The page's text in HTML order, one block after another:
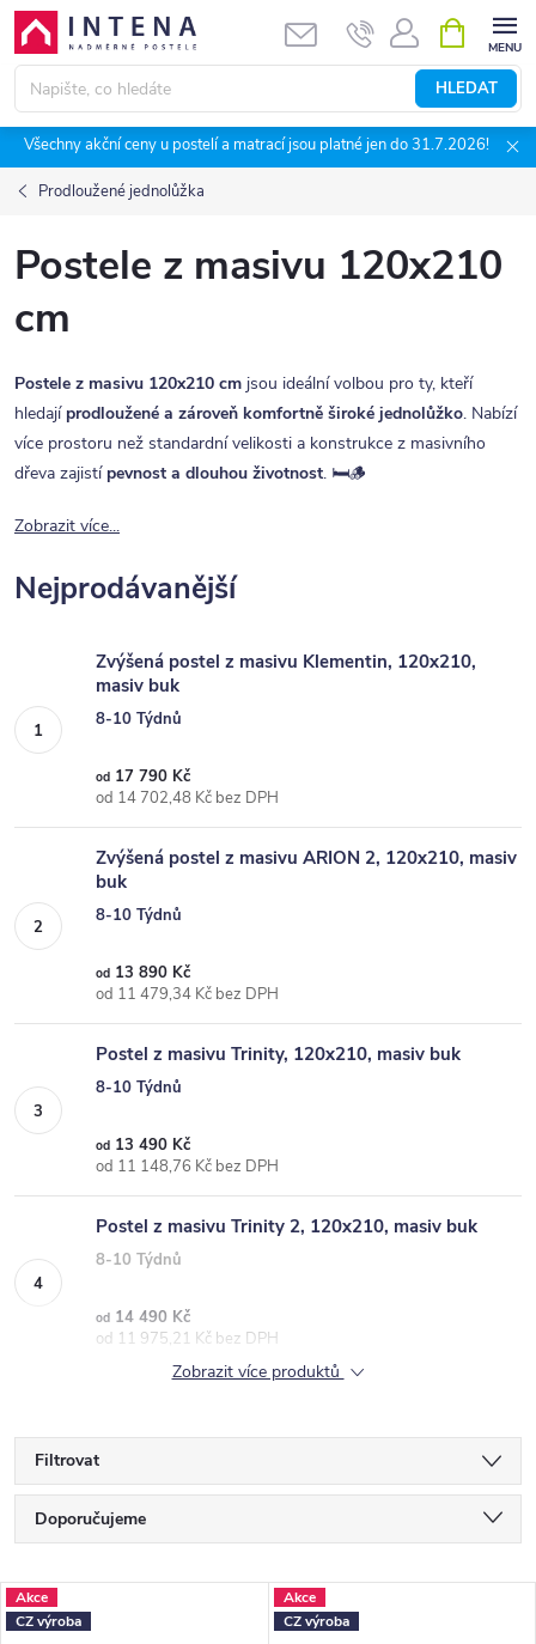
Přejít
obsah
HLEDAT
NÁKUPNÍ
KOŠÍK
Všechny akční ceny u postelí a matrací jsou platné jen do 31.7.2026!
Prodloužené jednolůžka
Postele z masivu 120x210
cm
Postele z masivu 120x210 cm jsou ideální volbou pro ty, kteří
hledají prodloužené a zároveň komfortně široké jednolůžko. Nabízí
více prostoru než standardní velikosti a konstrukce z masivního
dřeva zajistí pevnost a dlouhou životnost. 🛏️🪵
Zobrazit více...
Nejprodávanější
Zvýšená postel z masivu Klementin, 120x210,
masiv buk
8-10 Týdnů
od 17 790 Kč
od 14 702,48 Kč bez DPH
Zvýšená postel z masivu ARION 2, 120x210, masiv
buk
8-10 Týdnů
od 13 890 Kč
od 11 479,34 Kč bez DPH
Postel z masivu Trinity, 120x210, masiv buk
8-10 Týdnů
od 13 490 Kč
od 11 148,76 Kč bez DPH
Postel z masivu Trinity 2, 120x210, masiv buk
8-10 Týdnů
od 14 490 Kč
od 11 975,21 Kč bez DPH
Zobrazit více produktů
Filtrovat
a
z
Doporučujeme
Nejdražší
V
Akce
CZ výroba
Akce
CZ výroba